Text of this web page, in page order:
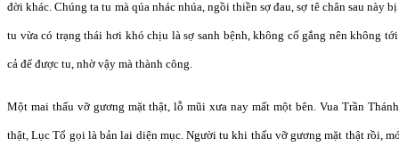
đời khác. Chúng ta tu mà qúa nhác nhúa, ngồi thiền sợ đau, sợ tê chân sau này
tu vừa có trạng thái hơi khó chịu là sợ sanh bệnh, không cố gắng nên không
cả để được tu, nhờ vậy mà thành công.
Một mai thấu vỡ gương mặt thật, lỗ mũi xưa nay mất một bên. Vua Trần
thật, Lục Tổ gọi là bản lai diện mục. Người tu khi thấu vỡ gương mặt thật rồi,